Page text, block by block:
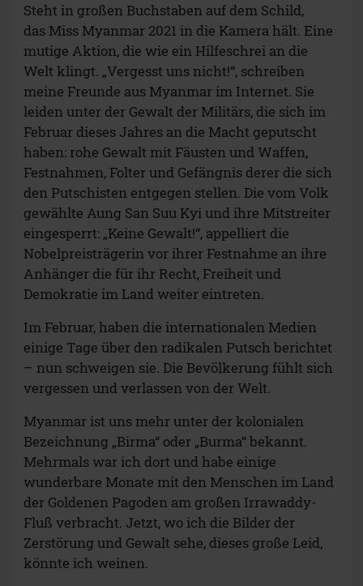
Steht in großen Buchstaben auf dem Schild,
das Miss Myanmar 2021 in die Kamera hält. Eine
mutige Aktion, die wie ein Hilfeschrei an die
Welt klingt. „Vergesst uns nicht!“, schreiben
meine Freunde aus Myanmar im Internet. Sie
leiden unter der Gewalt der Militärs, die sich im
Februar dieses Jahres an die Macht geputscht
haben: rohe Gewalt mit Fäusten und Waffen,
Festnahmen, Folter und Gefängnis derer die sich
den Putschisten entgegen stellen. Die vom Volk
gewählte Aung San Suu Kyi und ihre Mitstreiter
eingesperrt: „Keine Gewalt!“, appelliert die
Nobelpreisträgerin vor ihrer Festnahme an ihre
Anhänger die für ihr Recht, Freiheit und
Demokratie im Land weiter eintreten.
Im Februar, haben die internationalen Medien
einige Tage über den radikalen Putsch berichtet
– nun schweigen sie. Die Bevölkerung fühlt sich
vergessen und verlassen von der Welt.
Myanmar ist uns mehr unter der kolonialen
Bezeichnung „Birma“ oder „Burma“ bekannt.
Mehrmals war ich dort und habe einige
wunderbare Monate mit den Menschen im Land
der Goldenen Pagoden am großen Irrawaddy-
Fluß verbracht. Jetzt, wo ich die Bilder der
Zerstörung und Gewalt sehe, dieses große Leid,
könnte ich weinen.